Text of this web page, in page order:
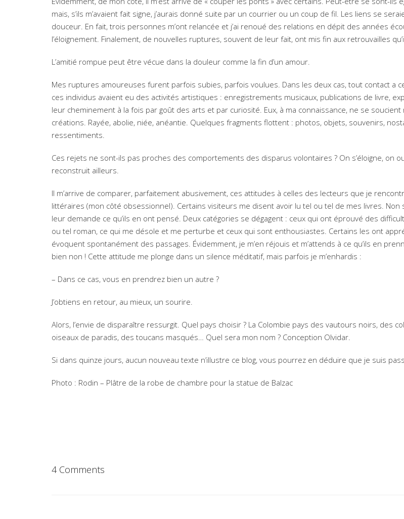
mais, s’ils m’avaient fait signe, j’aurais donné suite par un courrier ou un coup de fil. Les liens se
douceur. En fait, trois personnes m’ont relancée et j’ai renoué des relations en dépit des années
l’éloignement. Finalement, de nouvelles ruptures, souvent de leur fait, ont mis fin aux retrouvailles
L’amitié rompue peut être vécue dans la douleur comme la fin d’un amour.
Mes ruptures amoureuses furent parfois subies, parfois voulues. Dans les deux cas, tout contact a
ces individus avaient eu des activités artistiques : enregistrements musicaux, publications de livre,
leur cheminement à la fois par goût des arts et par curiosité. Eux, à ma connaissance, ne se
créations. Rayée, abolie, niée, anéantie. Quelques fragments flottent : photos, objets, souvenirs,
ressentiments.
Ces rejets ne sont-ils pas proches des comportements des disparus volontaires ? On s’éloigne, on
reconstruit ailleurs.
Il m’arrive de comparer, parfaitement abusivement, ces attitudes à celles des lecteurs que je
littéraires (mon côté obsessionnel). Certains visiteurs me disent avoir lu tel ou tel de mes livres. Non
leur demande ce qu’ils en ont pensé. Deux catégories se dégagent : ceux qui ont éprouvé des
ou tel roman, ce qui me désole et me perturbe et ceux qui sont enthousiastes. Certains les ont
évoquent spontanément des passages. Évidemment, je m’en réjouis et m’attends à ce qu’ils en
bien non ! Cette attitude me plonge dans un silence méditatif, mais parfois je m’enhardis :
– Dans ce cas, vous en prendrez bien un autre ?
J’obtiens en retour, au mieux, un sourire.
Alors, l’envie de disparaître ressurgit. Quel pays choisir ? La Colombie pays des vautours noirs, des
oiseaux de paradis, des toucans masqués… Quel sera mon nom ? Conception Olvidar.
Si dans quinze jours, aucun nouveau texte n’illustre ce blog, vous pourrez en déduire que je suis
Photo : Rodin – Plâtre de la robe de chambre pour la statue de Balzac
4 Comments